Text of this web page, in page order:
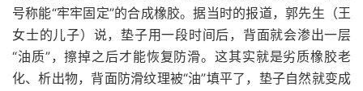
号称能“牢牢固定”的合成橡胶。据当时的报道，郭先生（王
女士的儿子）说，垫子用一段时间后，背面就会渗出一层
“油质”，擦掉之后才能恢复防滑。这其实就是劣质橡胶老
化、析出物，背面防滑纹理被“油”填平了，垫子自然就变成